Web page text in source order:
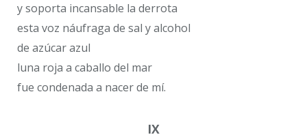
y soporta incansable la derrota
esta voz náufraga de sal y alcohol
de azúcar azul
luna roja a caballo del mar
fue condenada a nacer de mí.
IX